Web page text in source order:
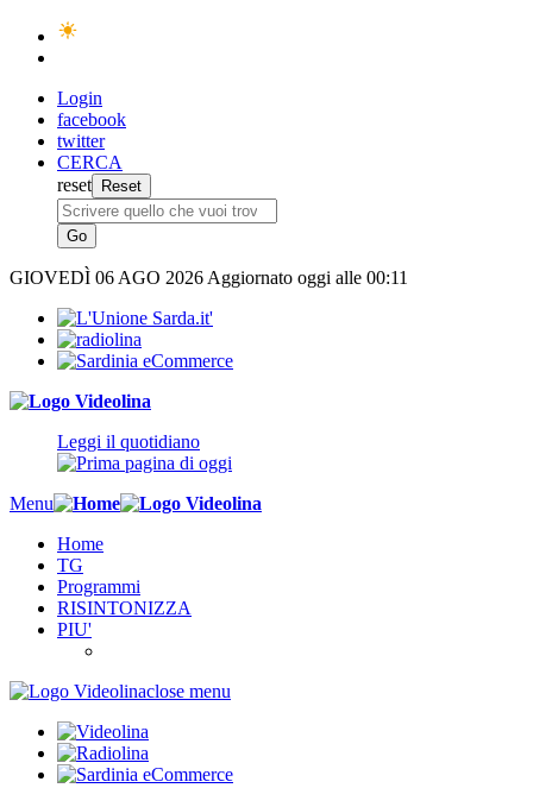
Login
facebook
twitter
CERCA
reset
GIOVEDÌ 06 AGO 2026 Aggiornato oggi alle 00:11
Leggi il quotidiano
Menu
Home
TG
Programmi
RISINTONIZZA
PIU'
close menu